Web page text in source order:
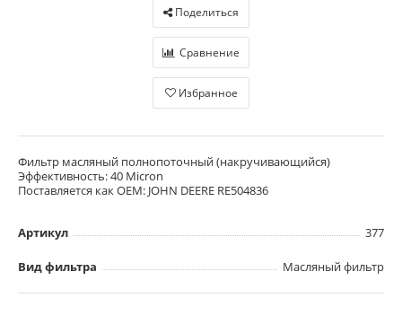
Поделиться
Сравнение
Избранное
Фильтр масляный полнопоточный (накручивающийся)
Эффективность: 40 Micron
Поставляется как OEM: JOHN DEERE RE504836
Артикул 377
Вид фильтра Масляный фильтр